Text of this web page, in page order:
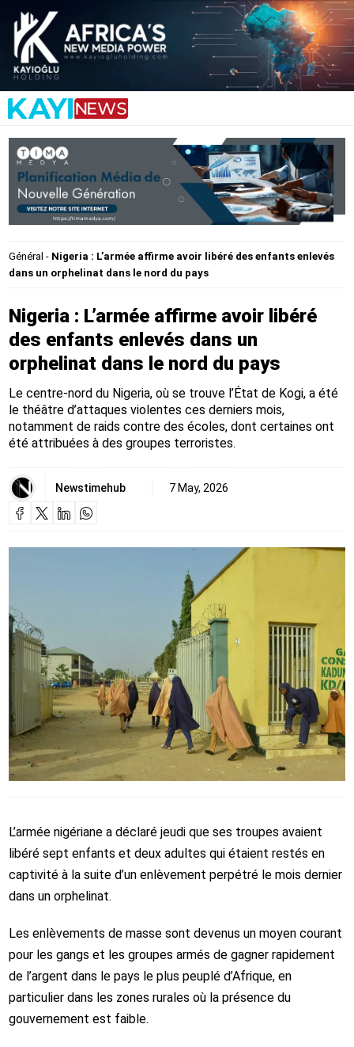
Général - Nigeria : L’armée affirme avoir libéré des enfants enlevés
dans un orphelinat dans le nord du pays
Nigeria : L’armée affirme avoir libéré
des enfants enlevés dans un
orphelinat dans le nord du pays
Le centre-nord du Nigeria, où se trouve l’État de Kogi, a été
le théâtre d’attaques violentes ces derniers mois,
notamment de raids contre des écoles, dont certaines ont
été attribuées à des groupes terroristes.
Newstimehub 7 May, 2026
L’armée nigériane a déclaré jeudi que ses troupes avaient
libéré sept enfants et deux adultes qui étaient restés en
captivité à la suite d’un enlèvement perpétré le mois dernier
dans un orphelinat.
Les enlèvements de masse sont devenus un moyen courant
pour les gangs et les groupes armés de gagner rapidement
de l’argent dans le pays le plus peuplé d’Afrique, en
particulier dans les zones rurales où la présence du
gouvernement est faible.